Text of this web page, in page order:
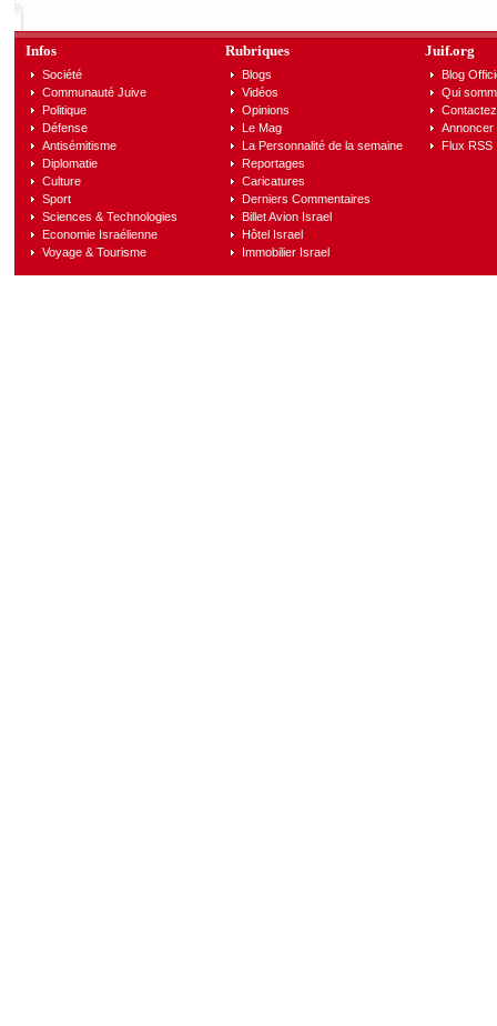
Infos
Société
Communauté Juive
Politique
Défense
Antisémitisme
Diplomatie
Culture
Sport
Sciences & Technologies
Economie Israélienne
Voyage & Tourisme
Rubriques
Blogs
Vidéos
Opinions
Le Mag
La Personnalité de la semaine
Reportages
Caricatures
Derniers Commentaires
Billet Avion Israel
Hôtel Israel
Immobilier Israel
Juif.org
Blog
Qui
Annoncer
Flux RSS